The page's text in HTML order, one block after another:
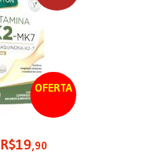
OFERTA
R$19,90